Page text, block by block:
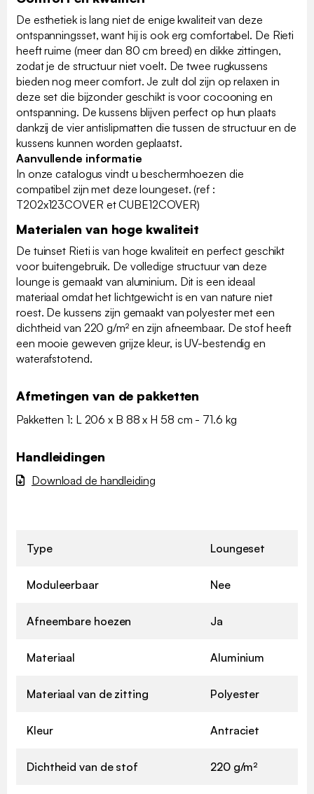
De esthetiek is lang niet de enige kwaliteit van deze
ontspanningsset, want hij is ook erg comfortabel. De Rieti
heeft ruime (meer dan 80 cm breed) en dikke zittingen,
zodat je de structuur niet voelt. De twee rugkussens
bieden nog meer comfort. Je zult dol zijn op relaxen in
deze set die bijzonder geschikt is voor cocooning en
ontspanning. De kussens blijven perfect op hun plaats
dankzij de vier antislipmatten die tussen de structuur en de
kussens kunnen worden geplaatst.
Aanvullende informatie
In onze catalogus vindt u beschermhoezen die
compatibel zijn met deze loungeset. (ref :
T202x123COVER et CUBE12COVER)
Materialen van hoge kwaliteit
De tuinset Rieti is van hoge kwaliteit en perfect geschikt
voor buitengebruik. De volledige structuur van deze
lounge is gemaakt van aluminium. Dit is een ideaal
materiaal omdat het lichtgewicht is en van nature niet
roest. De kussens zijn gemaakt van polyester met een
dichtheid van 220 g/m² en zijn afneembaar. De stof heeft
een mooie geweven grijze kleur, is UV-bestendig en
waterafstotend.
Afmetingen van de pakketten
Pakketten 1: L 206 x B 88 x H 58 cm - 71.6 kg
Handleidingen
Download de handleiding
Type Loungeset
Moduleerbaar Nee
Afneembare hoezen Ja
Materiaal Aluminium
Materiaal van de zitting Polyester
Kleur Antraciet
Dichtheid van de stof 220 g/m²